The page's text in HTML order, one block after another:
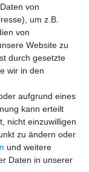
es sich um ein Pflichtfeld.
von
um z.B.
von
Website zu
durch gesetzte
wir in den
aufgrund eines
kann erteilt
nicht einzuwilligen
zu ändern oder
und weitere
Daten in unserer